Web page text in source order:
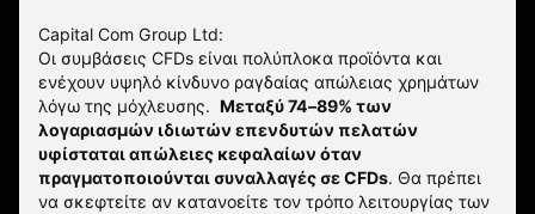
Capital Com Group Ltd:
Οι συμβάσεις CFDs είναι πολύπλοκα προϊόντα και
ενέχουν υψηλό κίνδυνο ραγδαίας απώλειας χρημάτων
λόγω της μόχλευσης. Μεταξύ 74–89% των
λογαριασμών ιδιωτών επενδυτών πελατών
υφίσταται απώλειες κεφαλαίων όταν
πραγματοποιούνται συναλλαγές σε CFDs. Θα πρέπει
να σκεφτείτε αν κατανοείτε τον τρόπο λειτουργίας των